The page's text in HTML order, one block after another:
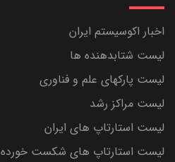
اخبار اکوسیستم ایران
لیست شتابدهنده ها
لیست پارکهای علم و فناوری
لیست مراکز رشد
لیست استارتاپ های ایران
لیست استارتاپ های شکست خورده